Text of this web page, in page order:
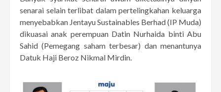
senarai selain terlibat dalam pertelingkahan keluarga
menyebabkan Jentayu Sustainables Berhad (IP Muda)
dikuasai anak perempuan Datin Nurhaida binti Abu
Sahid (Pemegang saham terbesar) dan menantunya
Datuk Haji Beroz Nikmal Mirdin.